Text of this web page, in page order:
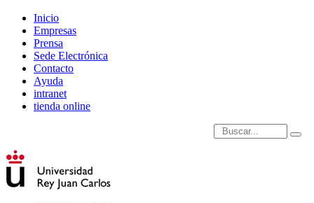
Inicio
Empresas
Prensa
Sede Electrónica
Contacto
Ayuda
intranet
tienda online
Introduce términos de